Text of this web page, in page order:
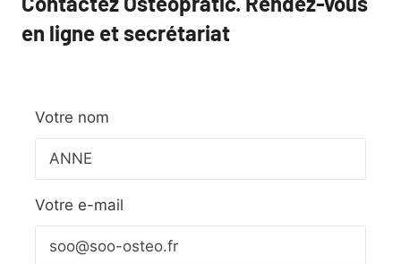
en ligne et secrétariat
Votre nom
Votre e-mail